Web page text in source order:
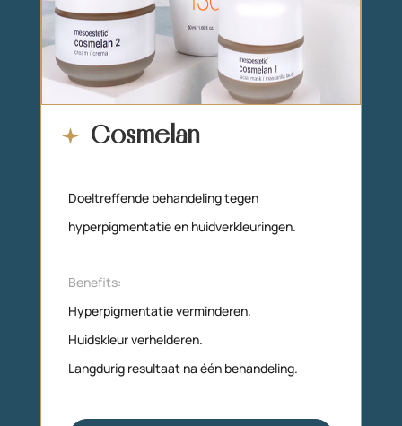
Cosmelan
Doeltreffende behandeling tegen
hyperpigmentatie en huidverkleuringen.
Benefits:
Hyperpigmentatie verminderen.
Huidskleur verhelderen.
Langdurig resultaat na één behandeling.